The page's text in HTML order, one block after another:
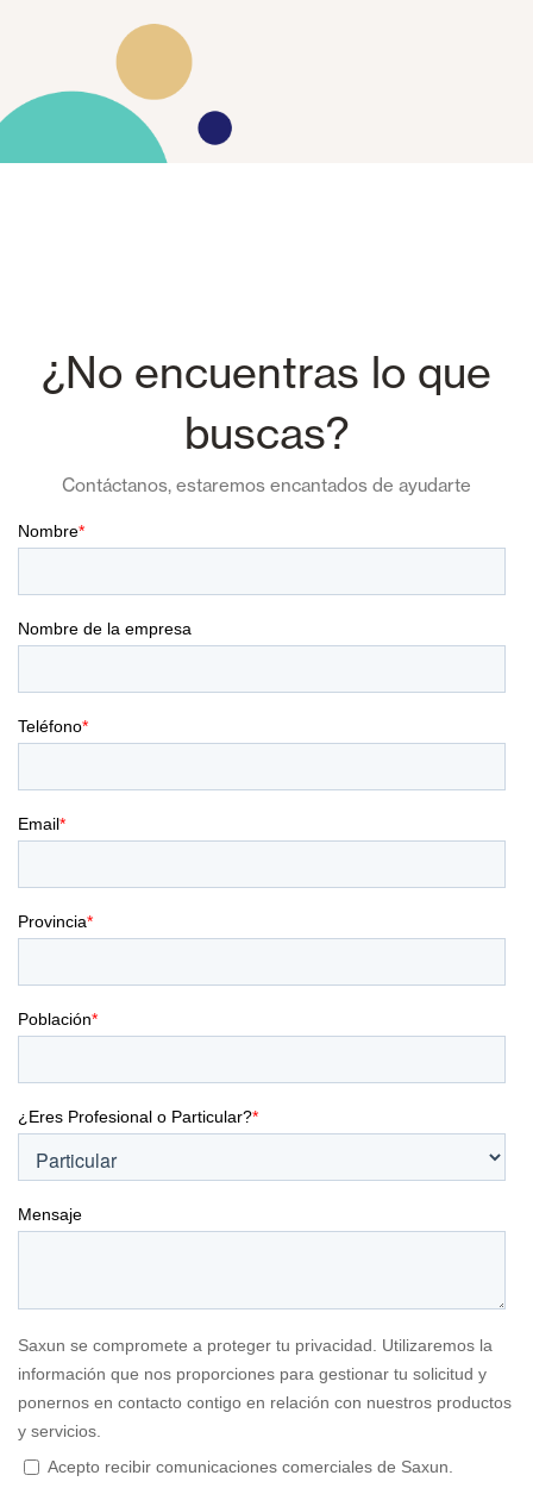
¿No encuentras lo que
buscas?
Contáctanos, estaremos encantados de ayudarte